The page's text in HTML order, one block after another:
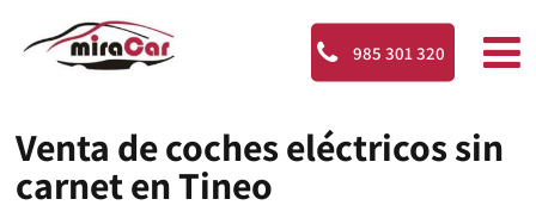
985 301 320
Venta de coches eléctricos sin
carnet en Tineo